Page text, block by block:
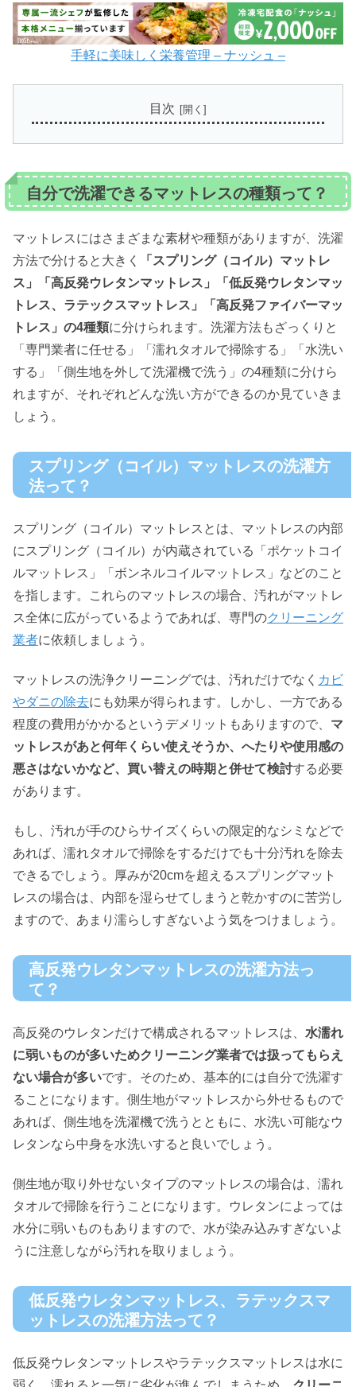
手軽に美味しく栄養管理 – ナッシュ –
目次
自分で洗濯できるマットレスの種類って？
マットレスにはさまざまな素材や種類がありますが、洗濯
方法で分けると大きく
「スプリング（コイル）マットレ
ス」「高反発ウレタンマットレス」「低反発ウレタンマッ
トレス、ラテックスマットレス」「高反発ファイバーマッ
トレス」の4種類に分けられます。洗濯方法もざっくりと
「専門業者に任せる」「濡れタオルで掃除する」「水洗い
する」「側生地を外して洗濯機で洗う」の4種類に分けら
れますが、それぞれどんな洗い方ができるのか見ていきま
しょう。
スプリング（コイル）マットレスの洗濯方
法って？
スプリング（コイル）マットレスとは、マットレスの内部
にスプリング（コイル）が内蔵されている「ポケットコイ
ルマットレス」「ボンネルコイルマットレス」などのこと
を指します。これらのマットレスの場合、汚れがマットレ
ス全体に広がっているようであれば、専門のクリーニング
業者に依頼しましょう。
マットレスの洗浄クリーニングでは、汚れだけでなく カビ
やダニの除去にも効果が得られます。しかし、一方である
程度の費用がかかるというデメリットもありますので、 マ
ットレスがあと何年くらい使えそうか、へたりや使用感の
悪さはないかなど、買い替えの時期と併せて検討する必要
があります。
もし、汚れが手のひらサイズくらいの限定的なシミなどで
あれば、濡れタオルで掃除をするだけでも十分汚れを除去
できるでしょう。厚みが20cmを超えるスプリングマット
レスの場合は、内部を湿らせてしまうと乾かすのに苦労し
ますので、あまり濡らしすぎないよう気をつけましょう。
高反発ウレタンマットレスの洗濯方法っ
て？
高反発のウレタンだけで構成されるマットレスは、 水濡れ
に弱いものが多いためクリーニング業者では扱ってもらえ
ない場合が多いです。そのため、基本的には自分で洗濯す
ることになります。側生地がマットレスから外せるもので
あれば、側生地を洗濯機で洗うとともに、水洗い可能なウ
レタンなら中身を水洗いすると良いでしょう。
側生地が取り外せないタイプのマットレスの場合は、濡れ
タオルで掃除を行うことになります。ウレタンによっては
水分に弱いものもありますので、水が染み込みすぎないよ
うに注意しながら汚れを取りましょう。
低反発ウレタンマットレス、ラテックスマ
ットレスの洗濯方法って？
低反発ウレタンマットレスやラテックスマットレスは水に